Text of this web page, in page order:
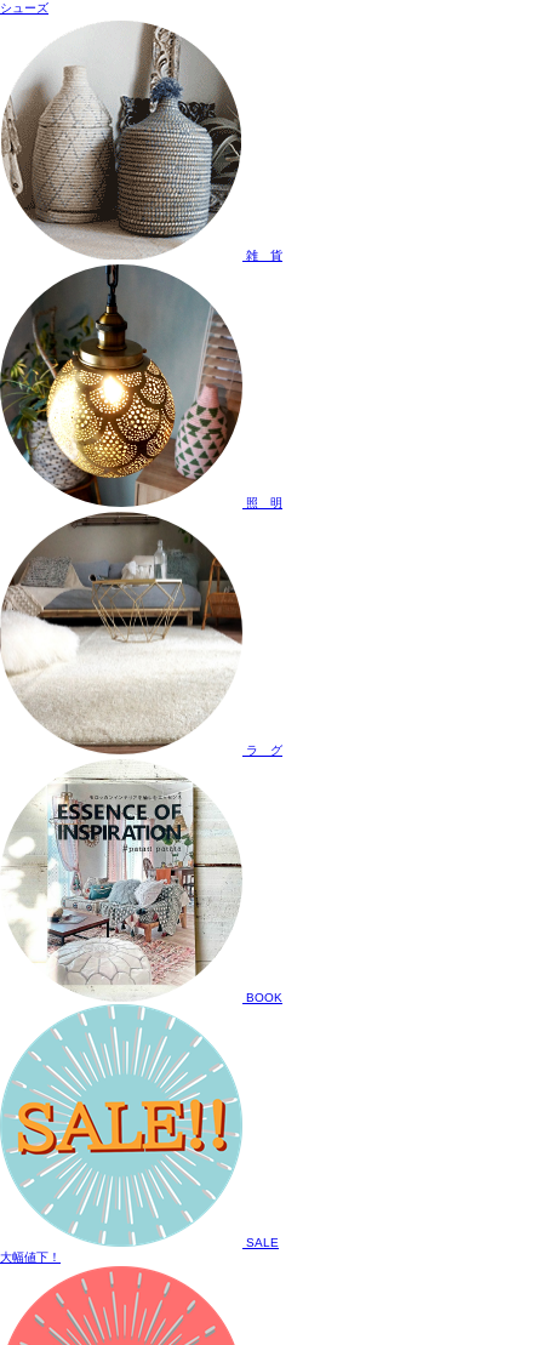
シューズ
雑 貨
照 明
ラ グ
BOOK
SALE
大幅値下！